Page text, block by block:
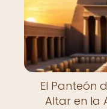
El Panteón
Altar en la